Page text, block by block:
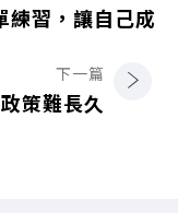
練習，讓自己成
下一篇
策難長久